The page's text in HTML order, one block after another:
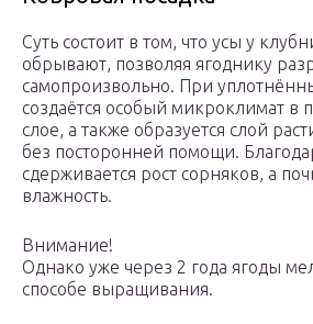
Суть состоит в том, что усы у
обрывают, позволяя ягоднику
самопроизвольно. При
создаётся особый микроклимат в
слое, а также образуется слой
без посторонней помощи.
сдерживается рост сорняков, а
влажность.
Внимание!
Однако уже через 2 года ягоды
способе выращивания.